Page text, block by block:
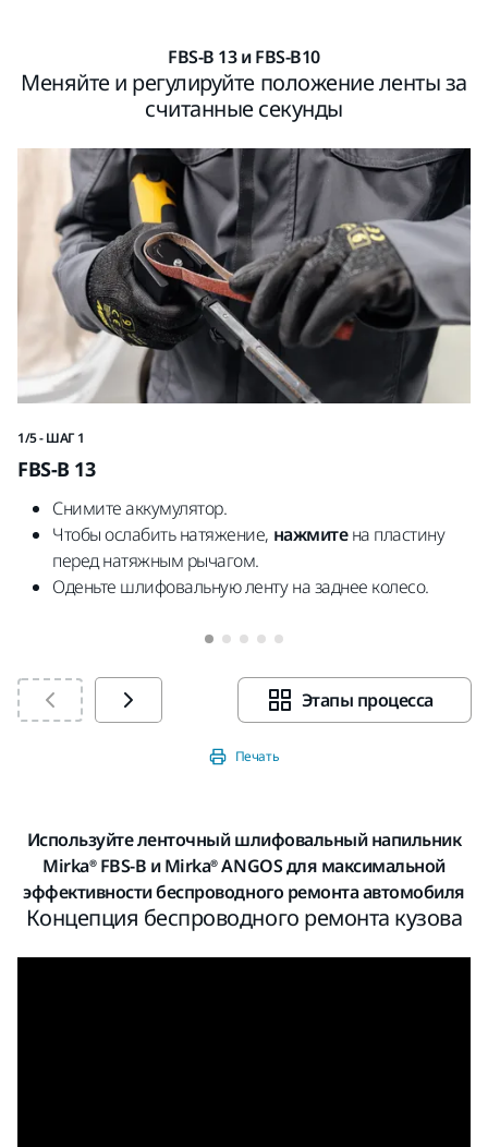
FBS-B 13 и FBS-B10
Меняйте и регулируйте положение ленты за
считанные секунды
1/5 - ШАГ 1
FBS-B 13
Снимите аккумулятор.
Чтобы ослабить натяжение, нажмитена пластину
перед натяжным рычагом.
Оденьте шлифовальную ленту на заднее колесо.
Этапы процесса
Печать
Используйте ленточный шлифовальный напильник
Mirka® FBS-B и Mirka® ANGOS для максимальной
эффективности беспроводного ремонта автомобиля
Концепция беспроводного ремонта кузова